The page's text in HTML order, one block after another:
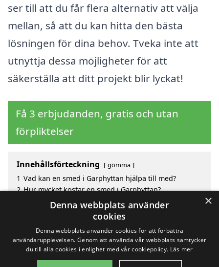
ser till att du får flera alternativ att välja
mellan, så att du kan hitta den bästa
lösningen för dina behov. Tveka inte att
utnyttja dessa möjligheter för att
säkerställa att ditt projekt blir lyckat!
Få 3 erbjudanden, gratis och utan
förpliktelser
Innehållsförteckning gömma
1 Vad kan en smed i Garphyttan hjälpa till med?
2 Hur mycket kostar en smed i Garphyttan?
Fördelar med att välja smed i Garphyttan
Sök efter en skicklig smed i de omgivande städerna
×
Denna webbplats använder
cookies
Denna webbplats använder cookies för att förbättra
användarupplevelsen. Genom att använda vår webbplats samtycker
du till alla cookies i enlighet med vår cookiepolicy. Läs mer